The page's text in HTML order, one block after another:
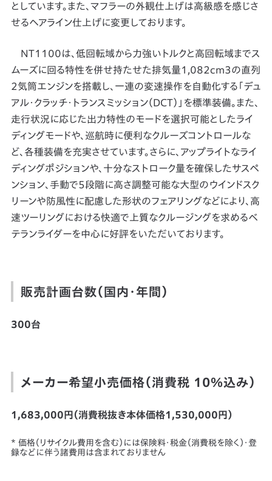
としています。また、マフラーの外観仕上げは高級感を感じさ
せるヘアライン仕上げに変更しております。
NT1100は、低回転域から力強いトルクと高回転域までス
ムーズに回る特性を併せ持たせた排気量1,082cm3の直列
2気筒エンジンを搭載し、一連の変速操作を自動化する「デュ
アル・クラッチ・トランスミッション（DCT）」を標準装備。また、
走行状況に応じた出力特性のモードを選択可能としたライ
ディングモードや、巡航時に便利なクルーズコントロールな
ど、各種装備を充実させています。さらに、アップライトなライ
ディングポジションや、十分なストローク量を確保したサスペ
ンション、手動で5段階に高さ調整可能な大型のウインドスク
リーンや防風性に配慮した形状のフェアリングなどにより、高
速ツーリングにおける快適で上質なクルージングを求めるベ
テランライダーを中心に好評をいただいております。
販売計画台数（国内・年間）
300台
メーカー希望小売価格（消費税 10％込み）
1,683,000円（消費税抜き本体価格1,530,000円）
* 価格（リサイクル費用を含む）には保険料・税金（消費税を除く）・登
録などに伴う諸費用は含まれておりません